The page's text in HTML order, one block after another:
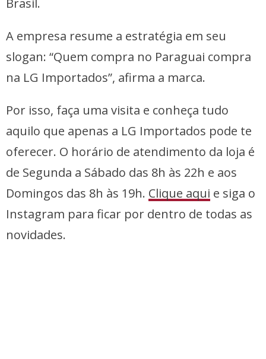
Brasil.
A empresa resume a estratégia em seu
slogan: “Quem compra no Paraguai compra
na LG Importados”, afirma a marca.
Por isso, faça uma visita e conheça tudo
aquilo que apenas a LG Importados pode te
oferecer. O horário de atendimento da loja é
de Segunda a Sábado das 8h às 22h e aos
Domingos das 8h às 19h. Clique aqui e siga o
Instagram para ficar por dentro de todas as
novidades.